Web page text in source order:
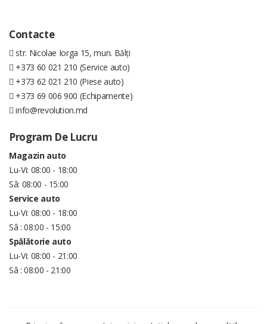
Contacte
str. Nicolae Iorga 15, mun. Bălți
+373 60 021 210 (Service auto)
+373 62 021 210 (Piese auto)
+373 69 006 900 (Echipamente)
info@revolution.md
Program De Lucru
Magazin auto
Lu-Vi: 08:00 - 18:00
Sâ: 08:00 - 15:00
Service auto
Lu-Vi: 08:00 - 18:00
Sâ : 08:00 - 15:00
Spălătorie auto
Lu-Vi: 08:00 - 21:00
Sâ : 08:00 - 21:00